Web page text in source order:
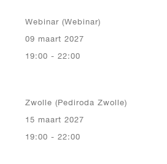
Webinar (Webinar)
09 maart 2027
19:00 - 22:00
Zwolle (Pediroda Zwolle)
15 maart 2027
19:00 - 22:00